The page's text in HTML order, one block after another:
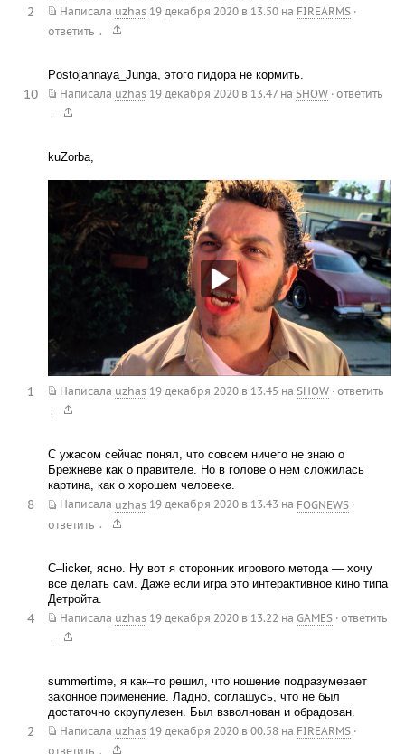
Написала uzhas 19 декабря 2020 в 13.50на FIREARMS ·
ответить .
2
Postojannaya_Junga, этого пидора не кормить.
Написала uzhas 19 декабря 2020 в 13.47на SHOW · ответить
.
10
kuZorba,
Написала uzhas 19 декабря 2020 в 13.45 на SHOW · ответить
.
1
С ужасом сейчас понял, что совсем ничего не знаю о
Брежневе как о правителе. Но в голове о нем сложилась
картина, как о хорошем человеке.
Написала uzhas 19 декабря 2020 в 13.43 на FOGNEWS ·
ответить .
8
C–licker, ясно. Ну вот я сторонник игрового метода — хочу
все делать сам. Даже если игра это интерактивное кино типа
Детройта.
Написала uzhas 19 декабря 2020 в 13.22 на GAMES · ответить
.
4
summertime, я как–то решил, что ношение подразумевает
законное применение. Ладно, соглашусь, что не был
достаточно скрупулезен. Был взволнован и обрадован.
Написала uzhas 19 декабря 2020 в 00.58на FIREARMS ·
ответить .
2